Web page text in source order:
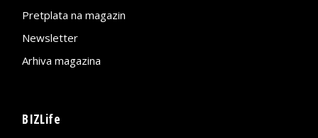
Pretplata na magazin
Newsletter
Arhiva magazina
BIZLife